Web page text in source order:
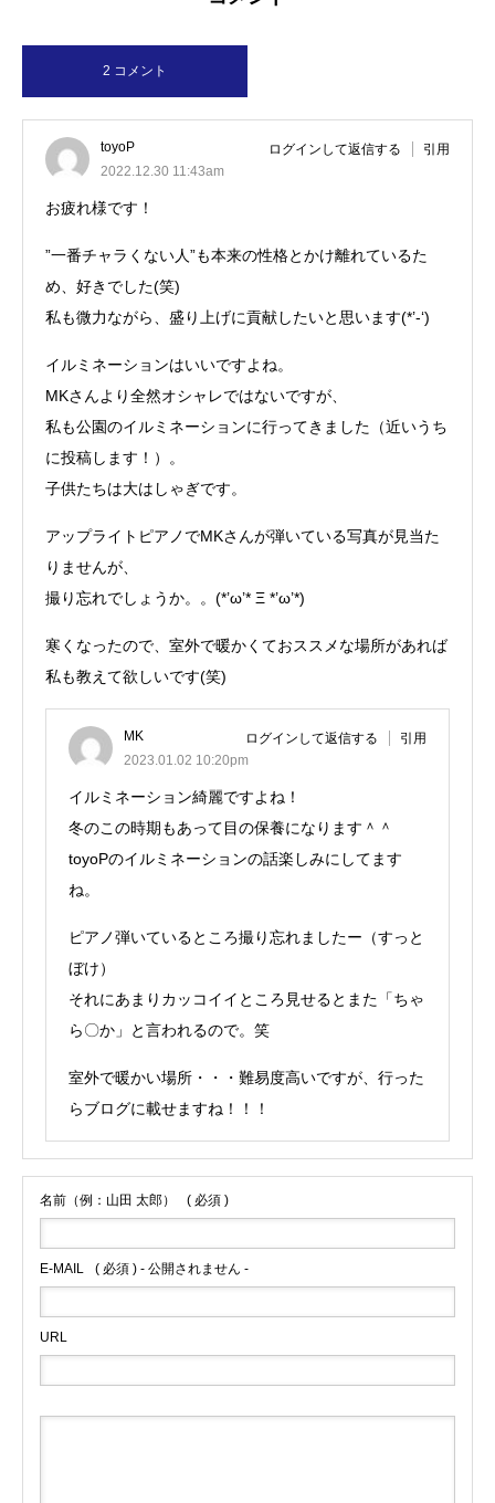
2 コメント
toyoP
2022.12.30 11:43am
ログインして返信する 引用
お疲れ様です！
”一番チャラくない人”も本来の性格とかけ離れているた
め、好きでした(笑)
私も微力ながら、盛り上げに貢献したいと思います(*’-‘)ゞ
イルミネーションはいいですよね。
MKさんより全然オシャレではないですが、
私も公園のイルミネーションに行ってきました（近いうち
に投稿します！）。
子供たちは大はしゃぎです。
アップライトピアノでMKさんが弾いている写真が見当た
りませんが、
撮り忘れでしょうか。。(*’ω’* Ξ *’ω’*)
寒くなったので、室外で暖かくておススメな場所があれば
私も教えて欲しいです(笑)
MK
2023.01.02 10:20pm
ログインして返信する 引用
イルミネーション綺麗ですよね！
冬のこの時期もあって目の保養になります＾＾
toyoPのイルミネーションの話楽しみにしてます
ね。
ピアノ弾いているところ撮り忘れましたー（すっと
ぼけ）
それにあまりカッコイイところ見せるとまた「ちゃ
ら〇か」と言われるので。笑
室外で暖かい場所・・・難易度高いですが、行った
らブログに載せますね！！！
名前（例：山田 太郎） ( 必須 )
E-MAIL ( 必須 ) - 公開されません -
URL